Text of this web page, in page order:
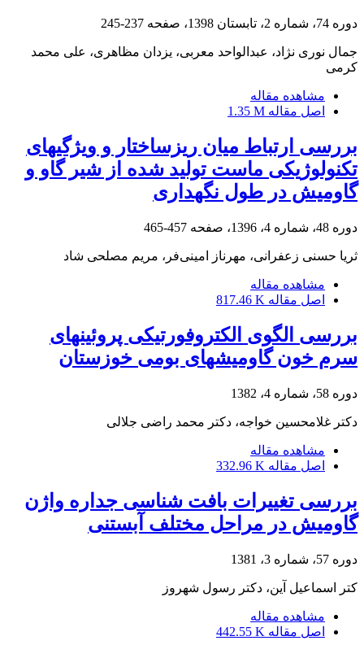
دوره 74، شماره 2، تابستان 1398، صفحه 237-245
جمال نوری نژاد، عبدالواحد معربی، یزدان مظاهری، علی محمد
کرمی
مشاهده مقاله
اصل مقاله 1.35 M
بررسی ارتباط میان ریزساختار و ویژگیهای
تکنولوژیکی ماست تولید شده از شیر گاو و
گاومیش در طول نگهداری
دوره 48، شماره 4، 1396، صفحه 457-465
ثریا حسنی زعفرانی، مهرناز امینی‌فر، مریم مصلحی شاد
مشاهده مقاله
اصل مقاله 817.46 K
بررسی الگوی الکتروفورتیکی پروئینهای
سرم خون گاومیشهای بومی خوزستان
دوره 58، شماره 4، 1382
دکتر غلامحسین خواجه، دکتر محمد راضی جلالی
مشاهده مقاله
اصل مقاله 332.96 K
بررسی تغییرات بافت شناسی جداره واژن
گاومیش در مراحل مختلف آبستنی
دوره 57، شماره 3، 1381
کتر اسماعیل آین، دکتر رسول شهروز
مشاهده مقاله
اصل مقاله 442.55 K